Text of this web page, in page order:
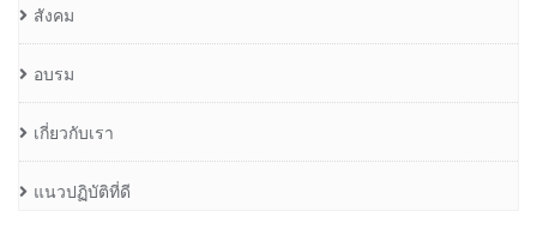
สังคม
อบรม
เกี่ยวกับเรา
แนวปฏิบัติที่ดี